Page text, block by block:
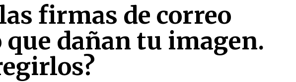
firmas de correo
dañan tu imagen.